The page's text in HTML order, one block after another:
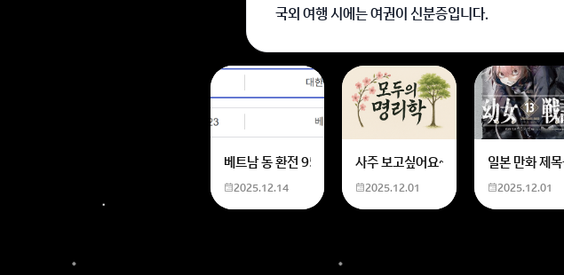
국외 여행 시에는 여권이 신분증입니다.
베트남 동 환전 950,000원동 한화 계산할때0하나 빼고 나누기 2
2025.12.14
사주 보고싶어요~ 사주 보고 싶은데 어
2025.12.01
일본 만화 제
2025.12.01